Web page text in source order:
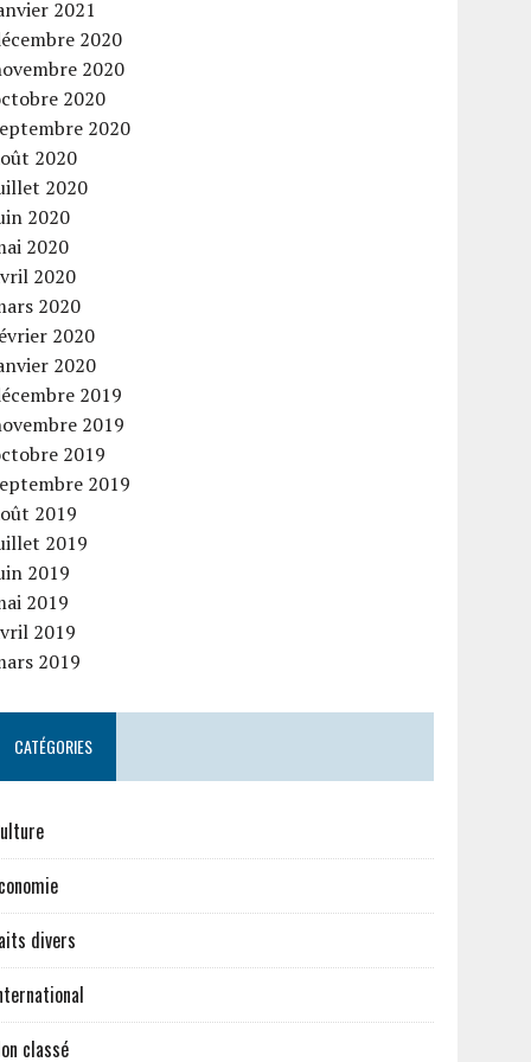
2021
2020
2020
2020
2020
2020
2020
2020
2020
2020
2020
2020
2020
2019
2019
2019
2019
2019
2019
2019
2019
2019
2019
CATÉGORIES
divers
classé